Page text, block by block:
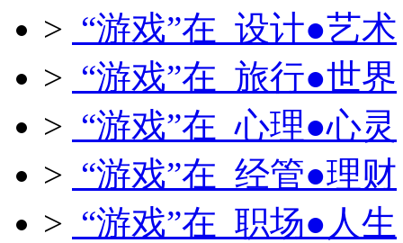
> “游戏”在 设计●艺术
> “游戏”在 旅行●世界
> “游戏”在 心理●心灵
> “游戏”在 经管●理财
> “游戏”在 职场●人生